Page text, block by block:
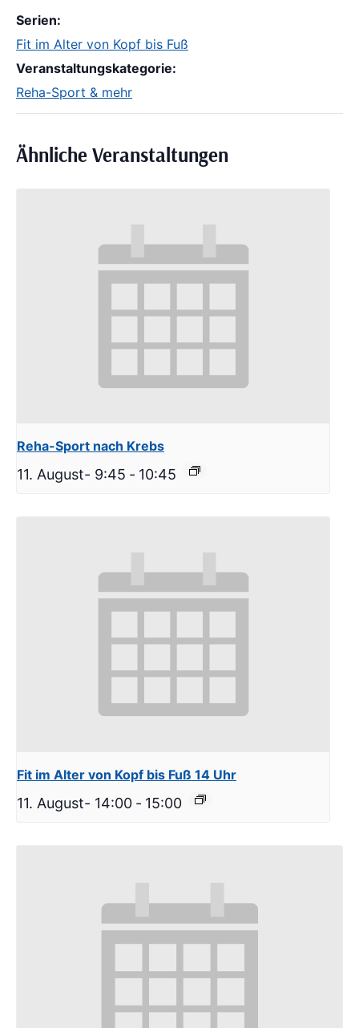
Serien:
Fit im Alter von Kopf bis Fuß
Veranstaltungskategorie:
Reha-Sport & mehr
Ähnliche Veranstaltungen
Reha-Sport nach Krebs
11. August- 9:45 - 10:45
Fit im Alter von Kopf bis Fuß 14 Uhr
11. August- 14:00 - 15:00